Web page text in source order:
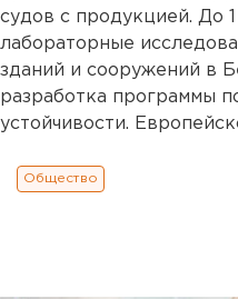
судов с продукцией. До
лабораторные
зданий и сооружений в
разработка программы
устойчивости.
Общество